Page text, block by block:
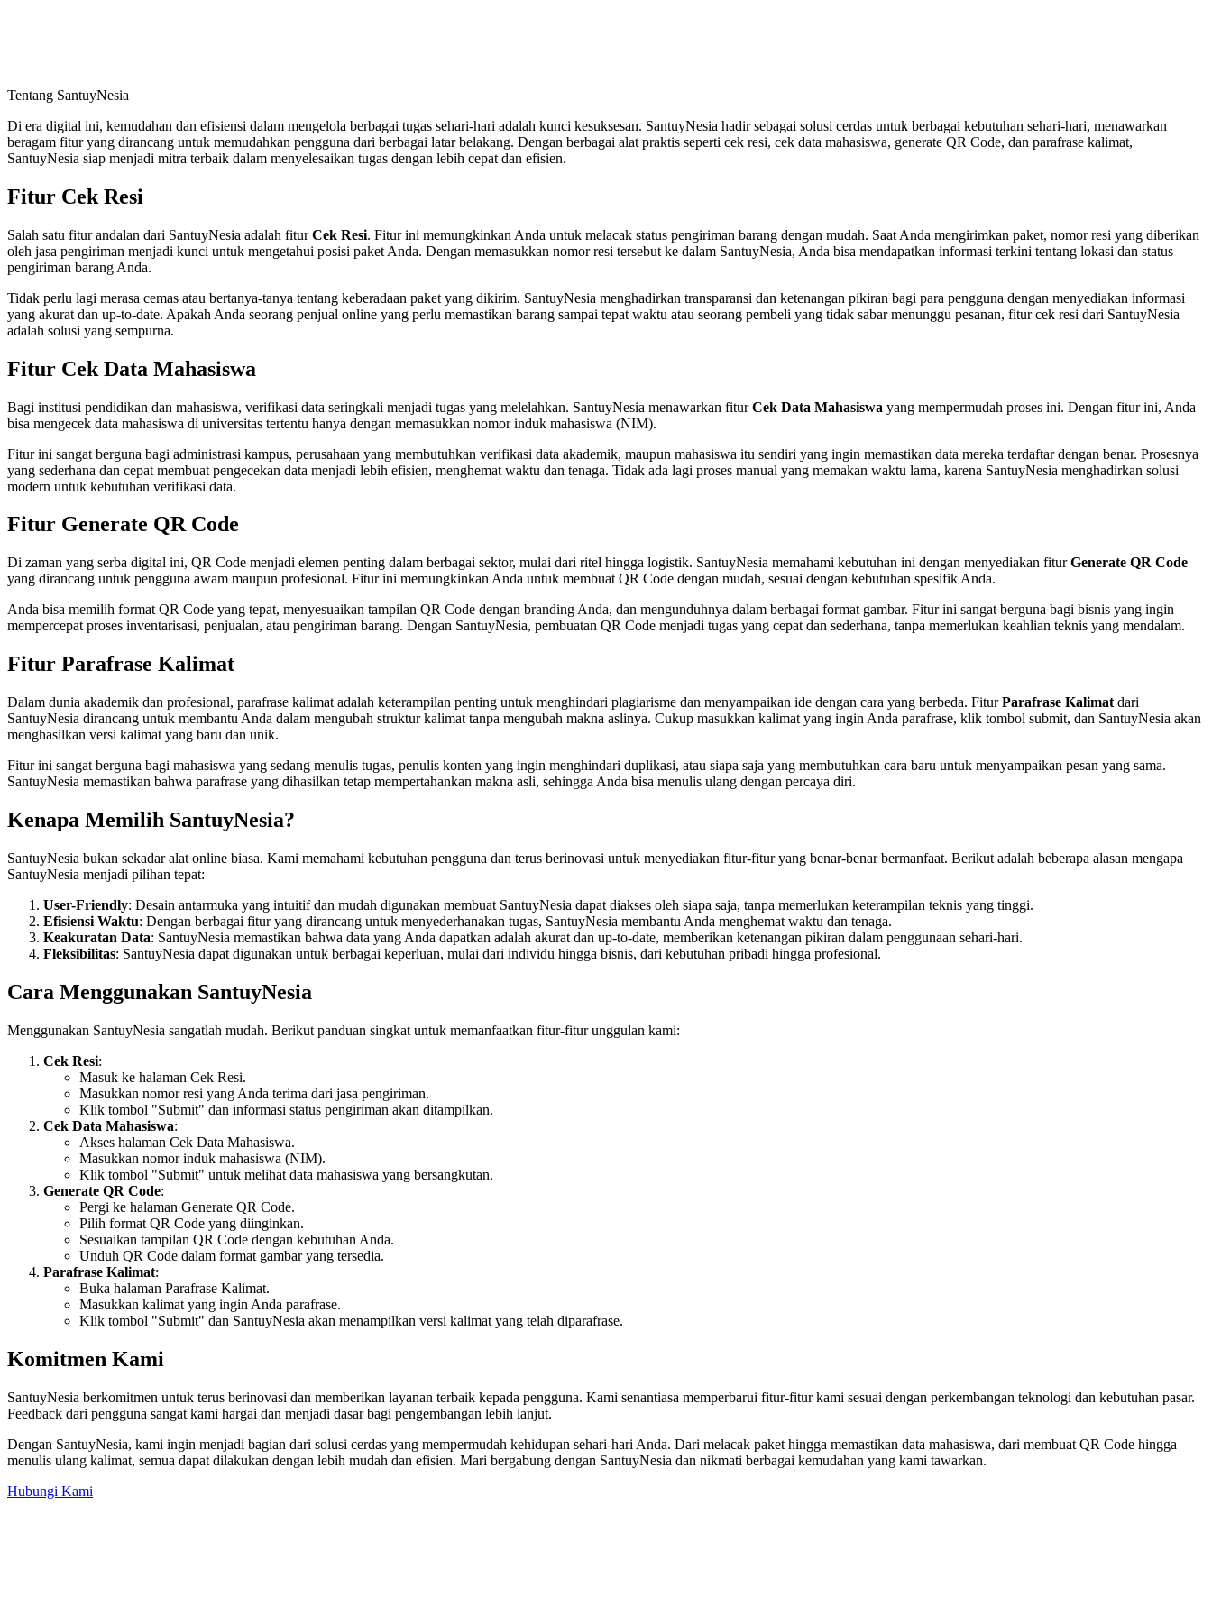
Tentang SantuyNesia
Di era digital ini, kemudahan dan efisiensi dalam mengelola berbagai tugas sehari-hari adalah kunci kesuksesan. SantuyNesia hadir sebagai solusi cerdas untuk berbagai kebutuhan sehari-hari, menawarkan
beragam fitur yang dirancang untuk memudahkan pengguna dari berbagai latar belakang. Dengan berbagai alat praktis seperti cek resi, cek data mahasiswa, generate QR Code, dan parafrase kalimat,
SantuyNesia siap menjadi mitra terbaik dalam menyelesaikan tugas dengan lebih cepat dan efisien.
Fitur Cek Resi
Salah satu fitur andalan dari SantuyNesia adalah fiturCek Resi. Fitur ini memungkinkan Anda untuk melacak status pengiriman barang dengan mudah. Saat Anda mengirimkan paket, nomor resi yang diberikan
oleh jasa pengiriman menjadi kunci untuk mengetahui posisi paket Anda. Dengan memasukkan nomor resi tersebut ke dalam SantuyNesia, Anda bisa mendapatkan informasi terkini tentang lokasi dan status
pengiriman barang Anda.
Tidak perlu lagi merasa cemas atau bertanya-tanya tentang keberadaan paket yang dikirim. SantuyNesia menghadirkan transparansi dan ketenangan pikiran bagi para pengguna dengan menyediakan informasi
yang akurat dan up-to-date. Apakah Anda seorang penjual online yang perlu memastikan barang sampai tepat waktu atau seorang pembeli yang tidak sabar menunggu pesanan, fitur cek resi dari SantuyNesia
adalah solusi yang sempurna.
Fitur Cek Data Mahasiswa
Bagi institusi pendidikan dan mahasiswa, verifikasi data seringkali menjadi tugas yang melelahkan. SantuyNesia menawarkan fiturCek Data Mahasiswa yang mempermudah proses ini. Dengan fitur ini, Anda
bisa mengecek data mahasiswa di universitas tertentu hanya dengan memasukkan nomor induk mahasiswa (NIM).
Fitur ini sangat berguna bagi administrasi kampus, perusahaan yang membutuhkan verifikasi data akademik, maupun mahasiswa itu sendiri yang ingin memastikan data mereka terdaftar dengan benar. Prosesnya
yang sederhana dan cepat membuat pengecekan data menjadi lebih efisien, menghemat waktu dan tenaga. Tidak ada lagi proses manual yang memakan waktu lama, karena SantuyNesia menghadirkan solusi
modern untuk kebutuhan verifikasi data.
Fitur Generate QR Code
Di zaman yang serba digital ini, QR Code menjadi elemen penting dalam berbagai sektor, mulai dari ritel hingga logistik. SantuyNesia memahami kebutuhan ini dengan menyediakan fiturGenerate QR Code
yang dirancang untuk pengguna awam maupun profesional. Fitur ini memungkinkan Anda untuk membuat QR Code dengan mudah, sesuai dengan kebutuhan spesifik Anda.
Anda bisa memilih format QR Code yang tepat, menyesuaikan tampilan QR Code dengan branding Anda, dan mengunduhnya dalam berbagai format gambar. Fitur ini sangat berguna bagi bisnis yang ingin
mempercepat proses inventarisasi, penjualan, atau pengiriman barang. Dengan SantuyNesia, pembuatan QR Code menjadi tugas yang cepat dan sederhana, tanpa memerlukan keahlian teknis yang mendalam.
Fitur Parafrase Kalimat
Dalam dunia akademik dan profesional, parafrase kalimat adalah keterampilan penting untuk menghindari plagiarisme dan menyampaikan ide dengan cara yang berbeda. FiturParafrase Kalimat dari
SantuyNesia dirancang untuk membantu Anda dalam mengubah struktur kalimat tanpa mengubah makna aslinya. Cukup masukkan kalimat yang ingin Anda parafrase, klik tombol submit, dan SantuyNesia akan
menghasilkan versi kalimat yang baru dan unik.
Fitur ini sangat berguna bagi mahasiswa yang sedang menulis tugas, penulis konten yang ingin menghindari duplikasi, atau siapa saja yang membutuhkan cara baru untuk menyampaikan pesan yang sama.
SantuyNesia memastikan bahwa parafrase yang dihasilkan tetap mempertahankan makna asli, sehingga Anda bisa menulis ulang dengan percaya diri.
Kenapa Memilih SantuyNesia?
SantuyNesia bukan sekadar alat online biasa. Kami memahami kebutuhan pengguna dan terus berinovasi untuk menyediakan fitur-fitur yang benar-benar bermanfaat. Berikut adalah beberapa alasan mengapa
SantuyNesia menjadi pilihan tepat:
User-Friendly: Desain antarmuka yang intuitif dan mudah digunakan membuat SantuyNesia dapat diakses oleh siapa saja, tanpa memerlukan keterampilan teknis yang tinggi.
Efisiensi Waktu: Dengan berbagai fitur yang dirancang untuk menyederhanakan tugas, SantuyNesia membantu Anda menghemat waktu dan tenaga.
Keakuratan Data: SantuyNesia memastikan bahwa data yang Anda dapatkan adalah akurat dan up-to-date, memberikan ketenangan pikiran dalam penggunaan sehari-hari.
Fleksibilitas: SantuyNesia dapat digunakan untuk berbagai keperluan, mulai dari individu hingga bisnis, dari kebutuhan pribadi hingga profesional.
Cara Menggunakan SantuyNesia
Menggunakan SantuyNesia sangatlah mudah. Berikut panduan singkat untuk memanfaatkan fitur-fitur unggulan kami:
Cek Resi:
Masuk ke halaman Cek Resi.
Masukkan nomor resi yang Anda terima dari jasa pengiriman.
Klik tombol "Submit" dan informasi status pengiriman akan ditampilkan.
Cek Data Mahasiswa:
Akses halaman Cek Data Mahasiswa.
Masukkan nomor induk mahasiswa (NIM).
Klik tombol "Submit" untuk melihat data mahasiswa yang bersangkutan.
Generate QR Code:
Pergi ke halaman Generate QR Code.
Pilih format QR Code yang diinginkan.
Sesuaikan tampilan QR Code dengan kebutuhan Anda.
Unduh QR Code dalam format gambar yang tersedia.
Parafrase Kalimat:
Buka halaman Parafrase Kalimat.
Masukkan kalimat yang ingin Anda parafrase.
Klik tombol "Submit" dan SantuyNesia akan menampilkan versi kalimat yang telah diparafrase.
Komitmen Kami
SantuyNesia berkomitmen untuk terus berinovasi dan memberikan layanan terbaik kepada pengguna. Kami senantiasa memperbarui fitur-fitur kami sesuai dengan perkembangan teknologi dan kebutuhan pasar.
Feedback dari pengguna sangat kami hargai dan menjadi dasar bagi pengembangan lebih lanjut.
Dengan SantuyNesia, kami ingin menjadi bagian dari solusi cerdas yang mempermudah kehidupan sehari-hari Anda. Dari melacak paket hingga memastikan data mahasiswa, dari membuat QR Code hingga
menulis ulang kalimat, semua dapat dilakukan dengan lebih mudah dan efisien. Mari bergabung dengan SantuyNesia dan nikmati berbagai kemudahan yang kami tawarkan.
Hubungi Kami